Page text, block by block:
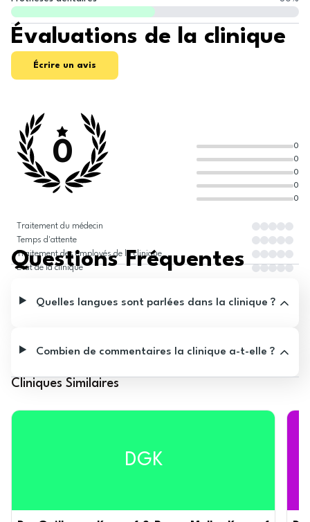
Évaluations de la clinique
Écrire un avis
0
0
0
0
0
0
Traitement du médecin
Temps d'attente
Traitement des employés de la clinique
État de la clinique
Questions Fréquentes
Quelles langues sont parlées dans la clinique ?
Combien de commentaires la clinique a-t-elle ?
Cliniques Similaires
DGK